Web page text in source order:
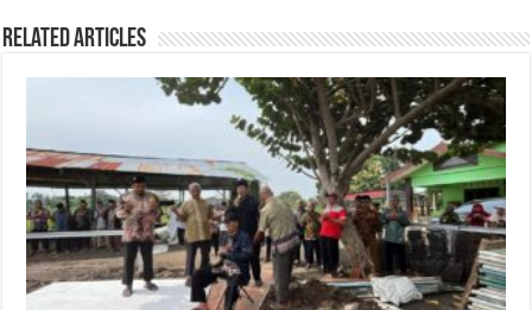
Related Articles